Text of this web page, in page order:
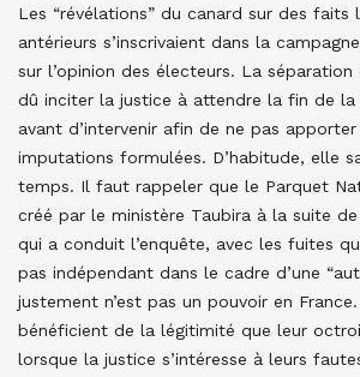
Les “révélations” du canard sur des faits
antérieurs s’inscrivaient dans la
sur l’opinion des électeurs. La
dû inciter la justice à attendre la fin de
avant d’intervenir afin de ne pas apporter
imputations formulées. D’habitude, elle
temps. Il faut rappeler que le Parquet
créé par le ministère Taubira à la suite de
qui a conduit l’enquête, avec les fuites
pas indépendant dans le cadre d’une
justement n’est pas un pouvoir en
bénéficient de la légitimité que leur
lorsque la justice s’intéresse à leurs